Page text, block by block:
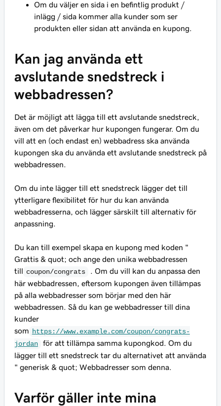
Om du väljer en sida i en befintlig produkt /
inlägg / sida kommer alla kunder som ser
produkten eller sidan att använda en kupong.
Kan jag använda ett
avslutande snedstreck i
webbadressen?
Det är möjligt att lägga till ett avslutande snedstreck,
även om det påverkar hur kupongen fungerar. Om du
vill att en (och endast en) webbadress ska använda
kupongen ska du använda ett avslutande snedstreck på
webbadressen.
Om du inte lägger till ett snedstreck lägger det till
ytterligare flexibilitet för hur du kan använda
webbadresserna, och lägger särskilt till alternativ för
anpassning.
Du kan till exempel skapa en kupong med koden "
Grattis & quot; och ange den unika webbadressen
till coupon/congrats
. Om du vill kan du anpassa den
här webbadressen, eftersom kupongen även tillämpas
på alla webbadresser som börjar med den här
webbadressen. Så du kan ge webbadresser till dina
kunder
som https://www.example.com/coupon/congrats-
jordan
för att tillämpa samma kupongkod. Om du
lägger till ett snedstreck tar du alternativet att använda
" generisk & quot; Webbadresser som denna.
Varför gäller inte mina